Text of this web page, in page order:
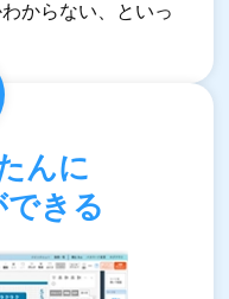
からない、といっ
んに
できる